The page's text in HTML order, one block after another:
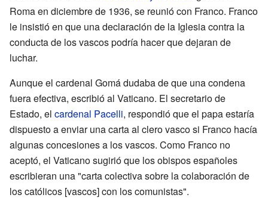
Roma en diciembre de 1936, se reunió con Franco. Franco
le insistió en que una declaración de la Iglesia contra la
conducta de los vascos podría hacer que dejaran de
luchar.
Aunque el cardenal Gomá dudaba de que una condena
fuera efectiva, escribió al Vaticano. El secretario de
Estado, el cardenal Pacelli, respondió que el papa estaría
dispuesto a enviar una carta al clero vasco si Franco hacía
algunas concesiones a los vascos. Como Franco no
aceptó, el Vaticano sugirió que los obispos españoles
escribieran una "carta colectiva sobre la colaboración de
los católicos [vascos] con los comunistas".